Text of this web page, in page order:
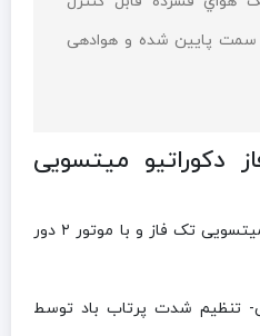
سمت پايين شده و هوادهی
دکوراتیو میتسویی
سری DM پرده هواهای میتسویی تک فاز و با موتور ۲ دور
تنظیم شدت پرتاب باد توسط